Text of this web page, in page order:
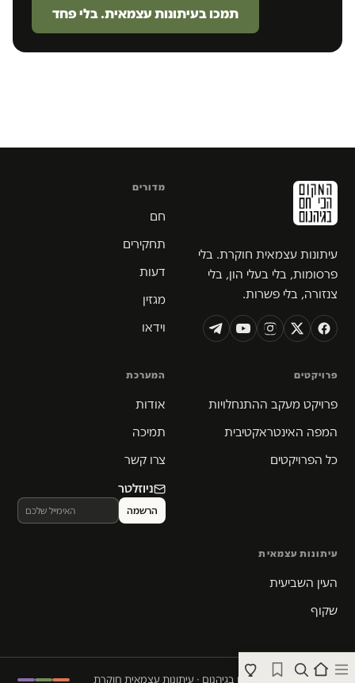
תמכו בעיתונות עצמאית. בלי פחד
עיתונות עצמאית חוקרת. בלי
פרסומות, בלי בעלי הון, בלי
צנזורה, בלי פשרות.
מדורים
חם
תחקירים
דעות
מגזין
וידאו
פרויקטים
פרויקט מעקב ההתנחלויות
המפה האינטראקטיבית
כל הפרויקטים
המערכת
אודות
תמיכה
צרו קשר
ניוזלטר
עיתונות עצמאית
העין השביעית
שקוף
© 2026 המקום הכי חם בגיהנום · עיתונות עצמאית חוקרת